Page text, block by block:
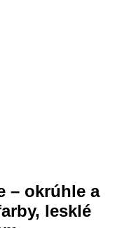
– okrúhle a
lesklé